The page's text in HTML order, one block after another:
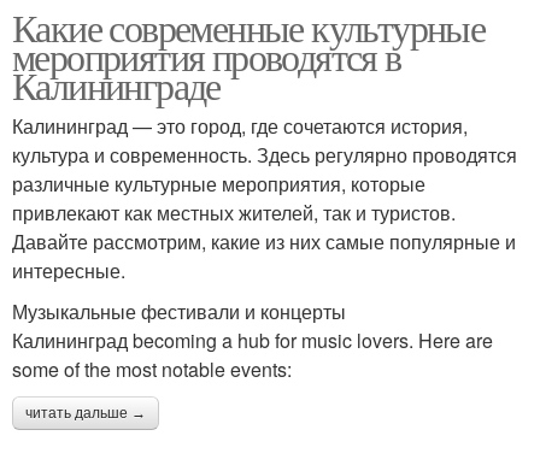
Какие современные культурные
мероприятия проводятся в
Калининграде
Калининград — это город, где сочетаются история,
культура и современность. Здесь регулярно проводятся
различные культурные мероприятия, которые
привлекают как местных жителей, так и туристов.
Давайте рассмотрим, какие из них самые популярные и
интересные.
Музыкальные фестивали и концерты
Калининград becoming a hub for music lovers. Here are
some of the most notable events:
читать дальше →